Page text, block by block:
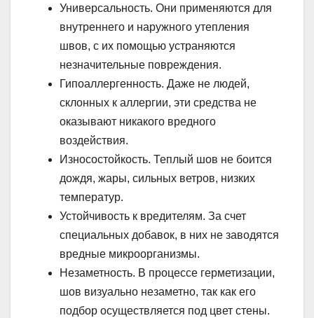
Универсальность. Они применяются для
внутреннего и наружного утепления
швов, с их помощью устраняются
незначительные повреждения.
Гипоаллергенность. Даже не людей,
склонных к аллергии, эти средства не
оказывают никакого вредного
воздействия.
Износостойкость. Теплый шов не боится
дождя, жары, сильных ветров, низких
температур.
Устойчивость к вредителям. За счет
специальных добавок, в них не заводятся
вредные микроорганизмы.
Незаметность. В процессе герметизации,
шов визуально незаметно, так как его
подбор осуществляется под цвет стены.